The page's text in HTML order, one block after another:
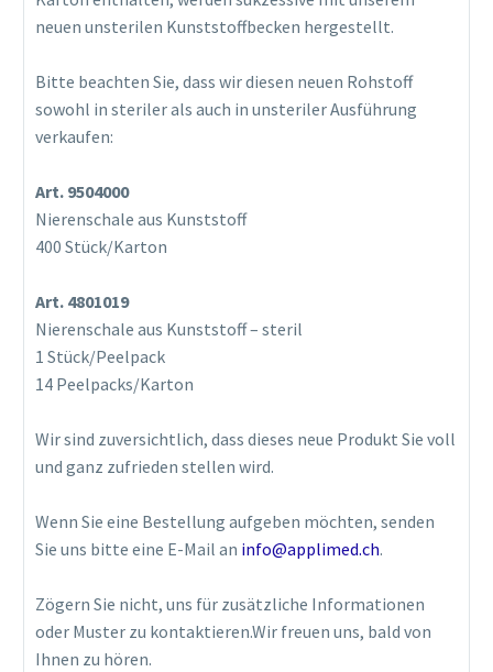
neuen unsterilen Kunststoffbecken hergestellt.
Bitte beachten Sie, dass wir diesen neuen Rohstoff
sowohl in steriler als auch in unsteriler Ausführung
verkaufen:
Art. 9504000
Nierenschale aus Kunststoff
400 Stück/Karton
Art. 4801019
Nierenschale aus Kunststoff – steril
1 Stück/Peelpack
14 Peelpacks/Karton
Wir sind zuversichtlich, dass dieses neue Produkt Sie voll
und ganz zufrieden stellen wird.
Wenn Sie eine Bestellung aufgeben möchten, senden
Sie uns bitte eine E-Mail an info@applimed.ch.
Zögern Sie nicht, uns für zusätzliche Informationen
oder Muster zu kontaktieren.Wir freuen uns, bald von
Ihnen zu hören.